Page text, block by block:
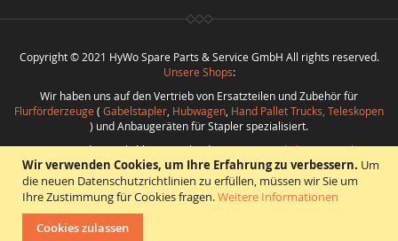
Wir verwenden Cookies, um Ihre Erfahrung zu verbessern. Um
die neuen Datenschutzrichtlinien zu erfüllen, müssen wir Sie um
Ihre Zustimmung für Cookies fragen.Weitere Informationen
Cookies zulassen
Copyright © 2021 HyWo Spare Parts & Service GmbH All rights reserved.
Unsere Shops:
Wir haben uns auf den Vertrieb von Ersatzteilen und Zubehör für
Flurförderzeuge ( Gabelstapler Hubwagen Hand Pallet Trucks, Teleskopen
) und Anbaugeräten für Stapler spezialisiert.
Nutzen Sie die Möglichkeit verschiedensteErsatzteile bester Qualität
beiHywo Parts & Service GmbHzu günstigen Konditionen aus einer Hand
zu beschaffen.
Realisierung:CMS*Beratung* Webdesign*Webhosting*SEO *